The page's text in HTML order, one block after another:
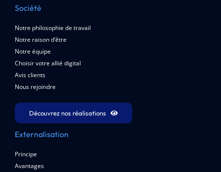
Société
Notre philosophie de travail
Notre raison d’être
Notre équipe
Choisir votre allié digital
Avis clients
Nous rejoindre
Découvrez nos réalisations
Externalisation
Principe
Avantages